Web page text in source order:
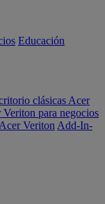
Educación
clásicas Acer
para negocios
Veriton Add-In-